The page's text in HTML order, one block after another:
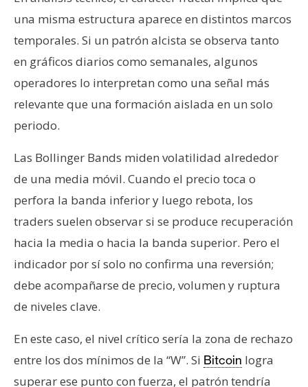
una misma estructura aparece en distintos marcos
temporales. Si un patrón alcista se observa tanto
en gráficos diarios como semanales, algunos
operadores lo interpretan como una señal más
relevante que una formación aislada en un solo
periodo.
Las Bollinger Bands miden volatilidad alrededor
de una media móvil. Cuando el precio toca o
perfora la banda inferior y luego rebota, los
traders suelen observar si se produce recuperación
hacia la media o hacia la banda superior. Pero el
indicador por sí solo no confirma una reversión;
debe acompañarse de precio, volumen y ruptura
de niveles clave.
En este caso, el nivel crítico sería la zona de rechazo
entre los dos mínimos de la “W”. Si Bitcoin logra
superar ese punto con fuerza, el patrón tendría